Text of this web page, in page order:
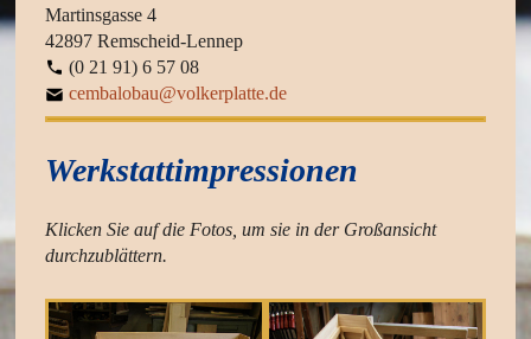
Martinsgasse 4
42897 Remscheid-Lennep
(0 21 91) 6 57 08
cembalobau@volkerplatte.de
Werkstattimpressionen
Klicken Sie auf die Fotos, um sie in der Großansicht
durchzublättern.